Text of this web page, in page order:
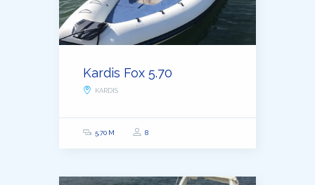
Kardis Fox 5.70
KARDIS
5,70 M 8